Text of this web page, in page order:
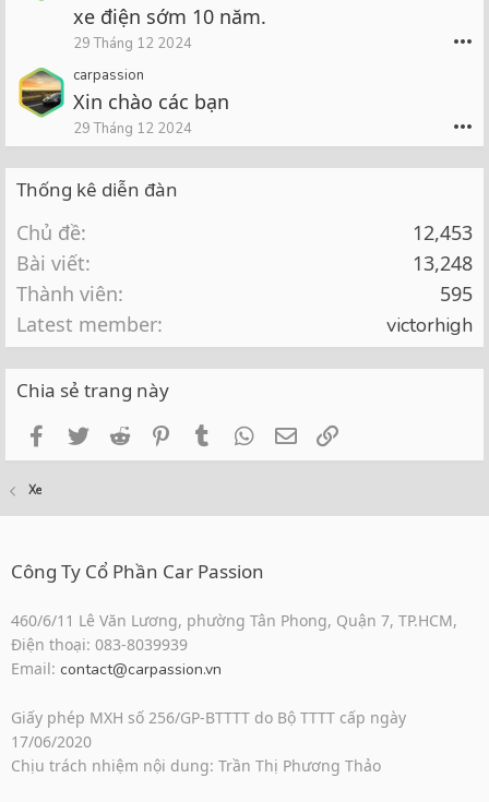
xe điện sớm 10 năm.
29 Tháng 12 2024 •••
carpassion
Xin chào các bạn
29 Tháng 12 2024 •••
Thống kê diễn đàn
Chủ đề
12,453
Bài viết
13,248
Thành viên
595
Latest member
victorhigh
Chia sẻ trang này
FacebookTwitterReddit PinterestTumblrWhatsApp
Email
Xe
Công Ty Cổ Phần Car Passion
460/6/11 Lê Văn Lương, phường Tân Phong, Quận 7, TP.HCM,
Điện thoại: 083-8039939
Email: contact@carpassion.vn
Giấy phép MXH số 256/GP-BTTTT do Bộ TTTT cấp ngày
17/06/2020
Chịu trách nhiệm nội dung: Trần Thị Phương Thảo